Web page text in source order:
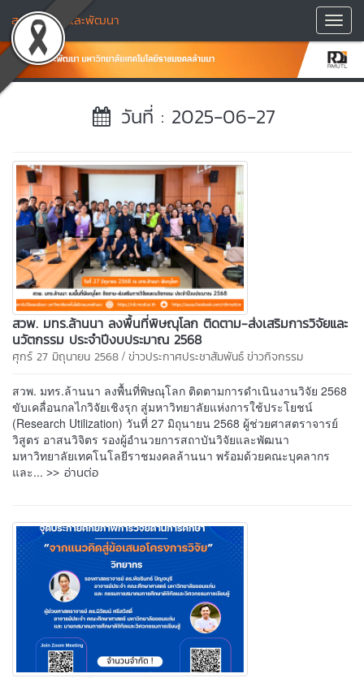
สถาบันวิจัยและพัฒนา
วันที่ : 2025-06-27
สวพ. มทร.ล้านนา ลงพื้นที่พิษณุโลก ติดตาม-ส่งเสริมการวิจัยและ
นวัตกรรม ประจำปีงบประมาณ 2568
ศุกร์ 27 มิถุนายน 2568 / ข่าวประกาศประชาสัมพันธ์ข่าวกิจกรรม
สวพ. มทร.ล้านนา ลงพื้นที่พิษณุโลก ติดตามการดำเนินงานวิจัย 2568
ขับเคลื่อนกลไกวิจัยเชิงรุก สู่มหาวิทยาลัยแห่งการใช้ประโยชน์
(Research Utilization) วันที่ 27 มิถุนายน 2568 ผู้ช่วยศาสตราจารย์
วิสูตร อาสนวิจิตร รองผู้อำนวยการสถาบันวิจัยและพัฒนา
มหาวิทยาลัยเทคโนโลยีราชมงคลล้านนา พร้อมด้วยคณะบุคลากร
และ... >> อ่านต่อ